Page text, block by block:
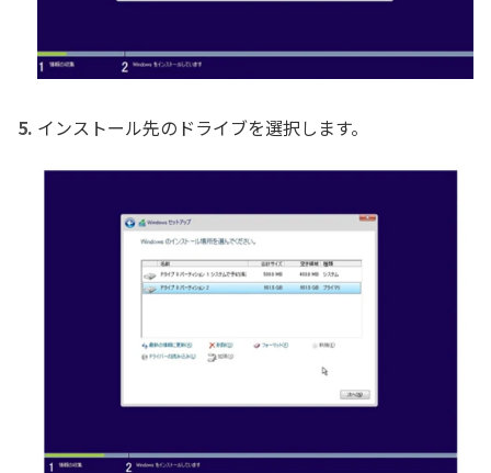
インストール先のドライブを選択します。